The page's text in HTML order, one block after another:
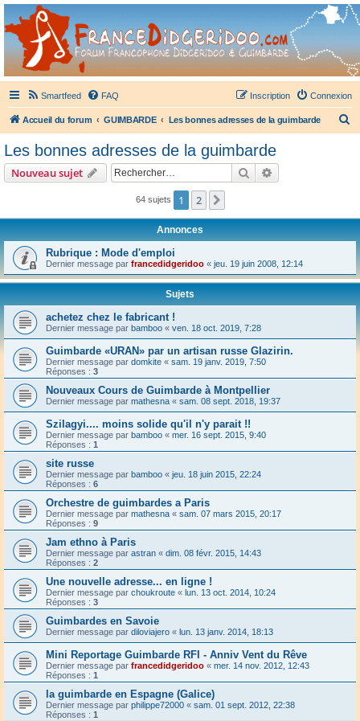
France Didgeridoo
Didgeridoo et Guimbarde sur France Didgeridoo - retrouvez la communauté.
Smartfeed FAQ Connexion
Inscription
Accueil du forum GUIMBARDE Les bonnes adresses de la guimbarde
r
e
Les bonnes adresses de la guimbarde
Nouveau sujet Rechercher
64 sujets 1 2
Annonces
Rubrique : Mode d'emploi
Dernier message par francedidgeridoo « jeu. 19 juin 2008, 12:14
Sujets
achetez chez le fabricant !
Dernier message par bamboo « ven. 18 oct. 2019, 7:28
Guimbarde «URAN» par un artisan russe Glazirin.
Dernier message par domkite « sam. 19 janv. 2019, 7:50
Réponses : 3
Nouveaux Cours de Guimbarde à Montpellier
Dernier message par mathesna « sam. 08 sept. 2018, 19:37
Szilagyi.... moins solide qu'il n'y parait !!
Dernier message par bamboo « mer. 16 sept. 2015, 9:40
Réponses : 1
site russe
Dernier message par bamboo « jeu. 18 juin 2015, 22:24
Réponses : 6
Orchestre de guimbardes a Paris
Dernier message par mathesna « sam. 07 mars 2015, 20:17
Réponses : 9
Jam ethno à Paris
Dernier message par astran « dim. 08 févr. 2015, 14:43
Réponses : 2
Une nouvelle adresse... en ligne !
Dernier message par choukroute « lun. 13 oct. 2014, 10:24
Réponses : 3
Guimbardes en Savoie
Dernier message par diloviajero « lun. 13 janv. 2014, 18:13
Mini Reportage Guimbarde RFI - Anniv Vent du Rêve
Dernier message par francedidgeridoo « mer. 14 nov. 2012, 12:43
Réponses : 1
la guimbarde en Espagne (Galice)
Dernier message par philippe72000 « sam. 01 sept. 2012, 22:38
Réponses : 1